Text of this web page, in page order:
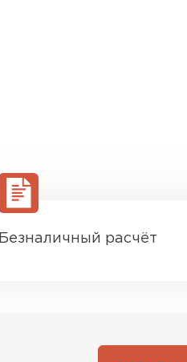
Безналичный расчёт